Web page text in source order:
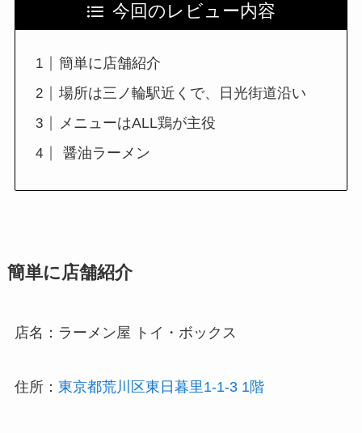
今回のレビュー内容
簡単に店舗紹介
場所は三ノ輪駅近くで、日光街道沿い
メニューはALL鶏が主役
醤油ラーメン
簡単に店舗紹介
店名：ラーメン屋 トイ・ボックス
住所： 東京都荒川区東日暮里1-1-3 1階